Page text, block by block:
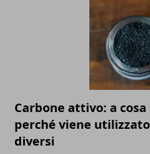
Carbone attivo: a
perché viene
diversi